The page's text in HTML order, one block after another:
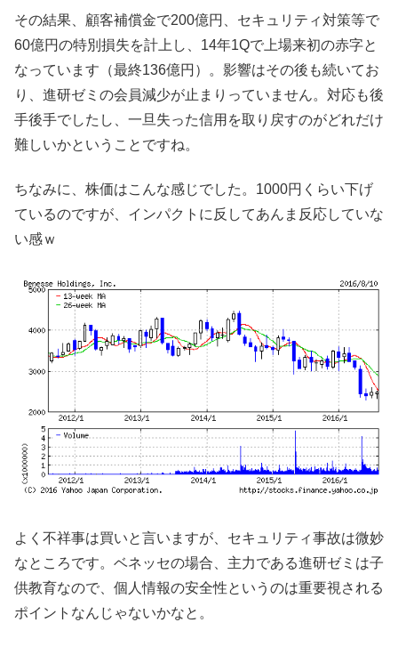
その結果、顧客補償金で200億円、セキュリティ対策等で
60億円の特別損失を計上し、14年1Qで上場来初の赤字と
なっています（最終136億円）。影響はその後も続いてお
り、進研ゼミの会員減少が止まりっていません。対応も後
手後手でしたし、一旦失った信用を取り戻すのがどれだけ
難しいかということですね。
ちなみに、株価はこんな感じでした。1000円くらい下げ
ているのですが、インパクトに反してあんま反応していな
い感ｗ
よく不祥事は買いと言いますが、セキュリティ事故は微妙
なところです。ベネッセの場合、主力である進研ゼミは子
供教育なので、個人情報の安全性というのは重要視される
ポイントなんじゃないかなと。